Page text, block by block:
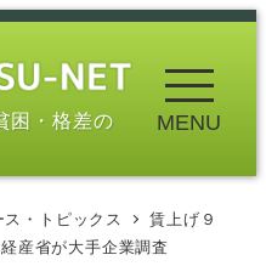
困・格差の MENU
ス・トピックス
賃上げ９
産省が大手企業調査